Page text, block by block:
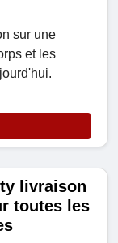
sur une
et les
livraison
toutes les